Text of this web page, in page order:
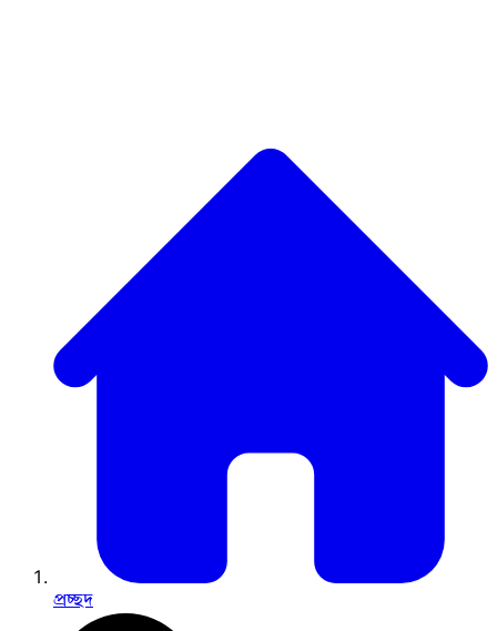
প্রচ্ছদ